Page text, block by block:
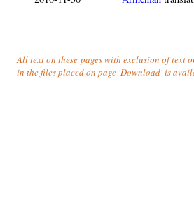
All text on these pages with exclusion of text
in the files placed on page 'Download' is